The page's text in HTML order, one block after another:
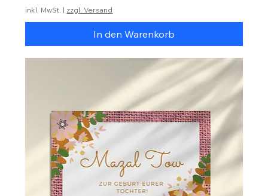
inkl. MwSt. | zzgl. Versand
In den Warenkorb